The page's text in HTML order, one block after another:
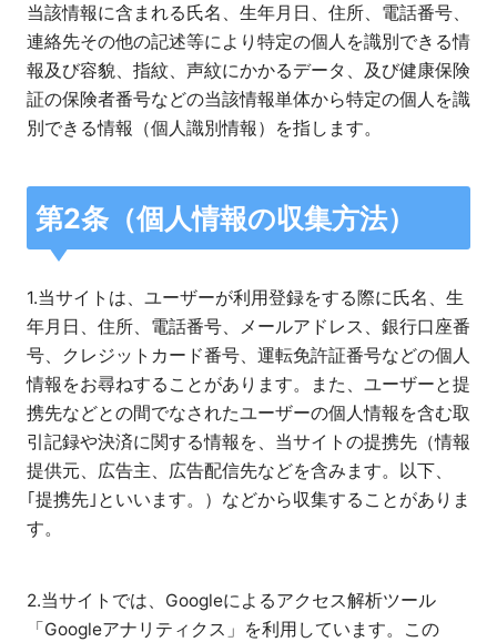
当該情報に含まれる氏名、生年月日、住所、電話番号、
連絡先その他の記述等により特定の個人を識別できる情
報及び容貌、指紋、声紋にかかるデータ、及び健康保険
証の保険者番号などの当該情報単体から特定の個人を識
別できる情報（個人識別情報）を指します。
第2条（個人情報の収集方法）
1.当サイトは、ユーザーが利用登録をする際に氏名、生
年月日、住所、電話番号、メールアドレス、銀行口座番
号、クレジットカード番号、運転免許証番号などの個人
情報をお尋ねすることがあります。また、ユーザーと提
携先などとの間でなされたユーザーの個人情報を含む取
引記録や決済に関する情報を、当サイトの提携先（情報
提供元、広告主、広告配信先などを含みます。以下、
｢提携先｣といいます。）などから収集することがありま
す。
2.当サイトでは、Googleによるアクセス解析ツール
「Googleアナリティクス」を利用しています。この